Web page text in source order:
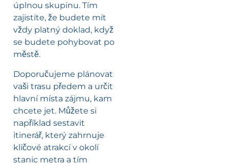
úplnou skupinu. Tím
zajistíte, že budete mít
vždy platný doklad, když
se budete pohybovat po
městě.
Doporučujeme plánovat
vaši trasu předem a určit
hlavní místa zájmu, kam
chcete jet. Můžete si
například sestavit
itinerář, který zahrnuje
klíčové atrakcí v okolí
stanic metra a tím